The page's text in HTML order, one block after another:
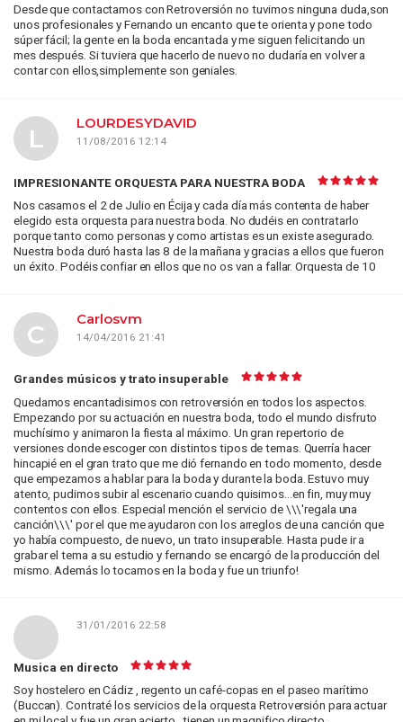
Desde que contactamos con Retroversión no tuvimos ninguna duda,son
unos profesionales y Fernando un encanto que te orienta y pone todo
súper fácil; la gente en la boda encantada y me siguen felicitando un
mes después. Si tuviera que hacerlo de nuevo no dudaría en volver a
contar con ellos,simplemente son geniales.
LOURDESYDAVID
11/08/2016 12:14
L
IMPRESIONANTE ORQUESTA PARA NUESTRA BODA
Nos casamos el 2 de Julio en Écija y cada día más contenta de haber
elegido esta orquesta para nuestra boda. No dudéis en contratarlo
porque tanto como personas y como artistas es un existe asegurado.
Nuestra boda duró hasta las 8 de la mañana y gracias a ellos que fueron
un éxito. Podéis confiar en ellos que no os van a fallar. Orquesta de 10
Carlosvm
14/04/2016 21:41
C
Grandes músicos y trato insuperable
Quedamos encantadisimos con retroversión en todos los aspectos.
Empezando por su actuación en nuestra boda, todo el mundo disfruto
muchísimo y animaron la fiesta al máximo. Un gran repertorio de
versiones donde escoger con distintos tipos de temas. Querría hacer
hincapié en el gran trato que me dió fernando en todo momento, desde
que empezamos a hablar para la boda y durante la boda. Estuvo muy
atento, pudimos subir al escenario cuando quisimos...en fin, muy muy
contentos con ellos. Especial mención el servicio de \\\'regala una
canción\\\' por el que me ayudaron con los arreglos de una canción que
yo había compuesto, de nuevo, un trato insuperable. Hasta pude ir a
grabar el tema a su estudio y fernando se encargó de la producción del
mismo. Además lo tocamos en la boda y fue un triunfo!
31/01/2016 22:58
Musica en directo
Soy hostelero en Cádiz , regento un café-copas en el paseo marítimo
(Buccan). Contraté los servicios de la orquesta Retroversión para actuar